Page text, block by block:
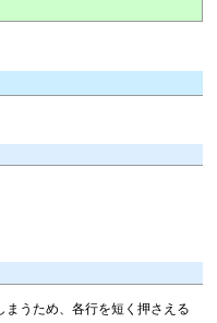
うため、各行を短く押さえる